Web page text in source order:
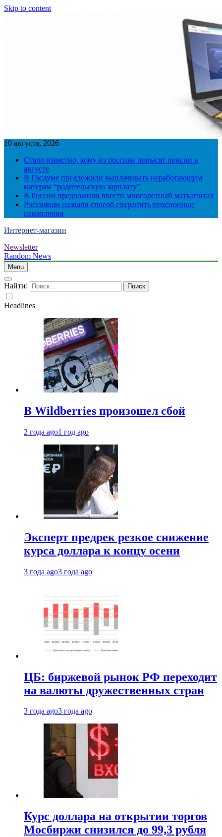
Skip to content
10 августа, 2026
Стало известно, кому из россиян повысят пенсии в
августе
В Госдуме предложили выплачивать неработающим
матерям “родительскую зарплату”
В России предложили ввести многодетный маткапитал
Россиянам назвали способ сохранить пенсионные
накопления
Интернет-магазин
Newsletter
Random News
Menu
Найти:
Headlines
В Wildberries произошел сбой
2 года ago1 год ago
Эксперт предрек резкое снижение
курса доллара к концу осени
3 года ago3 года ago
ЦБ: биржевой рынок РФ переходит
на валюты дружественных стран
3 года ago3 года ago
Курс доллара на открытии торгов
Мосбиржи снизился до 99,3 рубля